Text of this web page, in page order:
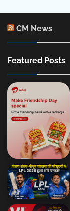
CM News
Featured Posts